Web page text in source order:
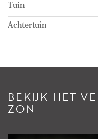
Tuin
Achtertuin
BEKIJK HET
ZON